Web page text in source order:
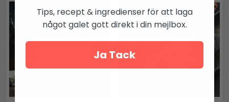
Tips, recept & ingredienser för att laga
något galet gott direkt i din mejlbox.
Ja Tack